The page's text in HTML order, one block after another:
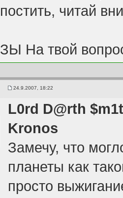
постить, читай
ЗЫ На твой
24.9.2007, 18:22
L0rd D@rth
Kronos
Замечу, что
планеты как
просто